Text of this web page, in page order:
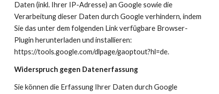
Daten (inkl. Ihrer IP-Adresse) an Google sowie die
Verarbeitung dieser Daten durch Google verhindern, indem
Sie das unter dem folgenden Link verfügbare Browser-
https://tools.google.com/dlpage/gaoptout?hl=de.
Widerspruch gegen Datenerfassung
Sie können die Erfassung Ihrer Daten durch Google